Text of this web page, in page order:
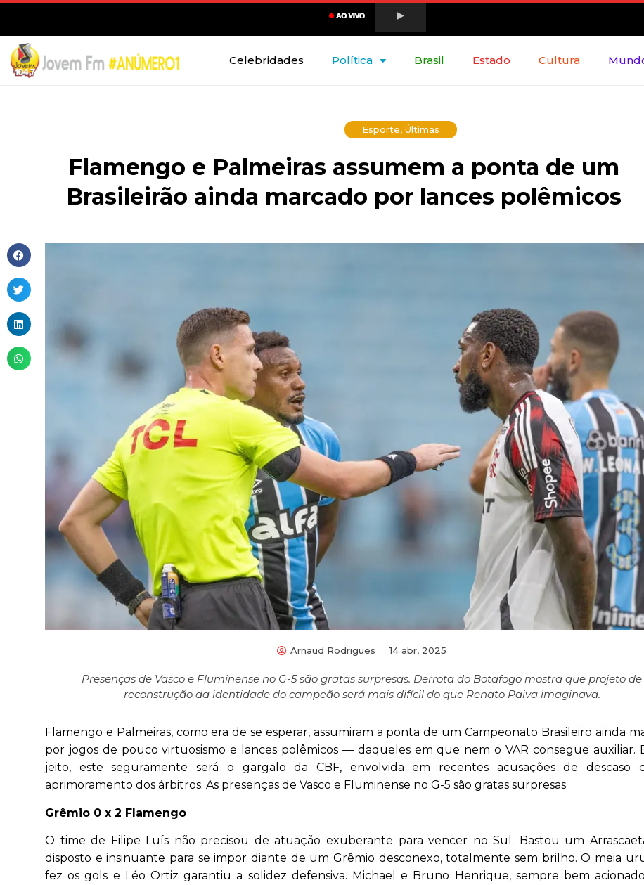
Celebridades Política Brasil Estado Cultura
Esporte, Últimas
Flamengo e Palmeiras assumem a ponta de um
Brasileirão ainda marcado por lances polêmicos
Arnaud Rodrigues 14 abr, 2025
Presenças de Vasco e Fluminense no G-5 são gratas surpresas. Derrota do Botafogo mostra que projeto de
reconstrução da identidade do campeão será mais difícil do que Renato Paiva imaginava.
Flamengo e Palmeiras, como era de se esperar, assumiram a ponta de um Campeonato Brasileiro ainda
por jogos de pouco virtuosismo e lances polêmicos — daqueles em que nem o VAR consegue auxiliar.
jeito, este seguramente será o gargalo da CBF, envolvida em recentes acusações de descaso
aprimoramento dos árbitros. As presenças de Vasco e Fluminense no G-5 são gratas surpresas
Grêmio 0 x 2 Flamengo
O time de Filipe Luís não precisou de atuação exuberante para vencer no Sul. Bastou um
disposto e insinuante para se impor diante de um Grêmio desconexo, totalmente sem brilho. O meia
fez os gols e Léo Ortiz garantiu a solidez defensiva. Michael e Bruno Henrique, sempre bem